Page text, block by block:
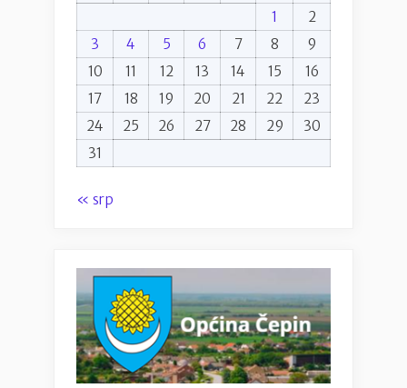
1
2
3
4 5 6 7 8
9
10
11 12 13 14 15
16
17
18 19 20 21 22
23
24
25 26 27 28 29
30
31
« srp